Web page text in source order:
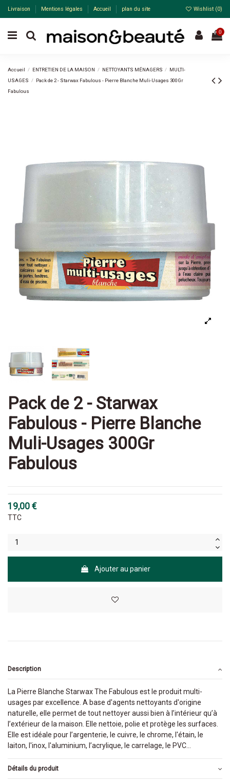
Livraison Mentions légales Accueil plan du site Wishlist (0)
0
Accueil ENTRETIEN DE LA MAISON NETTOYANTS MÉNAGERS
MULTI-
USAGES
Pack de 2 - Starwax Fabulous - Pierre Blanche Muli-Usages 300Gr
Fabulous
Pack de 2 - Starwax
Fabulous - Pierre Blanche
Muli-Usages 300Gr
Fabulous
19,00 €
TTC
Ajouter au panier
Description
La Pierre Blanche Starwax The Fabulous est le produit multi-
usages par excellence. A base d'agents nettoyants d'origine
naturelle, elle permet de tout nettoyer aussi bien à l’intérieur qu’à
l’extérieur de la maison. Elle nettoie, polie et protège les surfaces.
Elle est idéale pour l’argenterie, le cuivre, le chrome, l'étain, le
laiton, l'inox, l'aluminium, l’acrylique, le carrelage, le PVC...
Détails du produit